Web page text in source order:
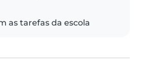
as tarefas da escola